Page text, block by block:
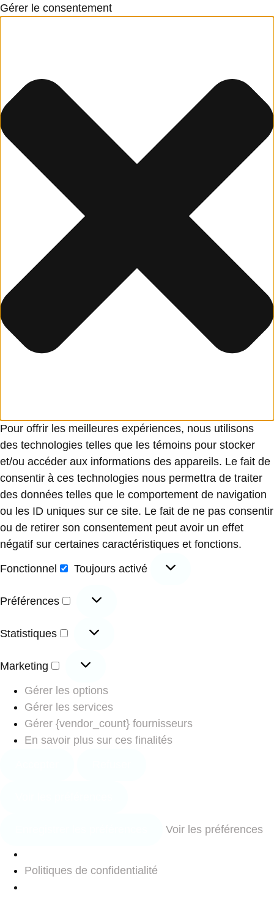
Gérer le consentement
Pour offrir les meilleures expériences, nous utilisons
des technologies telles que les témoins pour stocker
et/ou accéder aux informations des appareils. Le fait de
consentir à ces technologies nous permettra de traiter
des données telles que le comportement de navigation
ou les ID uniques sur ce site. Le fait de ne pas consentir
ou de retirer son consentement peut avoir un effet
négatif sur certaines caractéristiques et fonctions.
Fonctionnel
Toujours activé
Préférences
Statistiques
Marketing
Gérer les options
Gérer les services
Gérer {vendor_count} fournisseurs
En savoir plus sur ces finalités
Voir les préférences
Politiques de confidentialité